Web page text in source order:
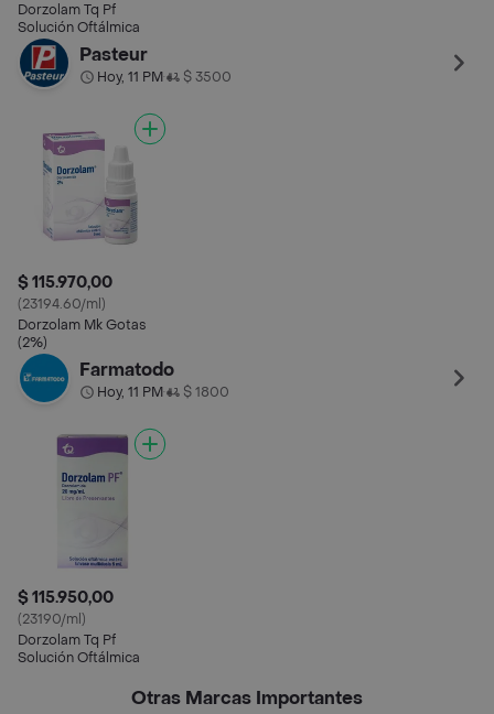
Dorzolam Tq Pf
Solución Oftálmica
Pasteur
Hoy, 11 PM• $ 3500
$ 115.970,00
(23194.60/ml)
Dorzolam Mk Gotas
(2%)
Farmatodo
Hoy, 11 PM• $ 1800
$ 115.950,00
(23190/ml)
Dorzolam Tq Pf
Solución Oftálmica
Otras Marcas Importantes